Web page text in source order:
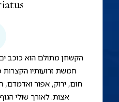
הקשחן מתולם הוא כוכב
חמשת זרועותיו
חום, ירוק, אפור ואדמדם,
אצות. לאורך שולי